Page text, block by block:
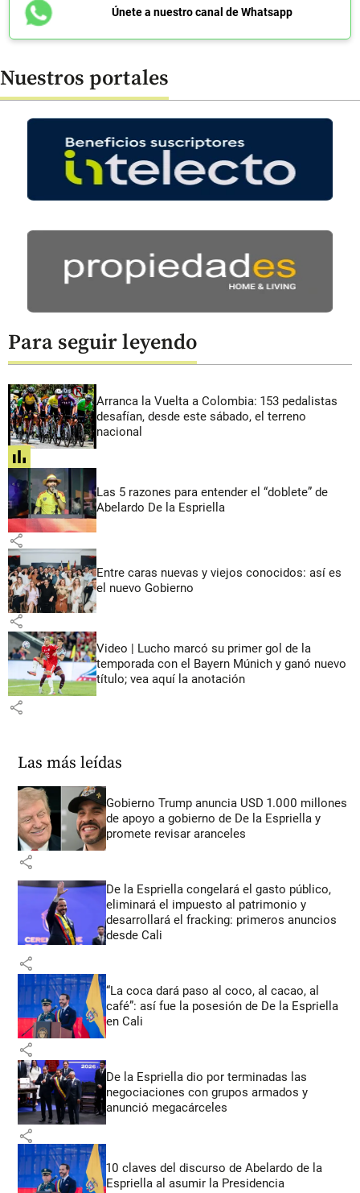
Únete a nuestro canal de Whatsapp
Nuestros portales
Para seguir leyendo
Arranca la Vuelta a Colombia: 153 pedalistas
desafían, desde este sábado, el terreno
nacional
share
Las 5 razones para entender el “doblete” de
Abelardo De la Espriella
share
Entre caras nuevas y viejos conocidos: así es
el nuevo Gobierno
share
Video | Lucho marcó su primer gol de la
temporada con el Bayern Múnich y ganó nuevo
título; vea aquí la anotación
share
Las más leídas
Gobierno Trump anuncia USD 1.000 millones
de apoyo a gobierno de De la Espriella y
promete revisar aranceles
share
De la Espriella congelará el gasto público,
eliminará el impuesto al patrimonio y
desarrollará el fracking: primeros anuncios
desde Cali
share
“La coca dará paso al coco, al cacao, al
café”: así fue la posesión de De la Espriella
en Cali
share
De la Espriella dio por terminadas las
negociaciones con grupos armados y
anunció megacárceles
share
10 claves del discurso de Abelardo de la
Espriella al asumir la Presidencia